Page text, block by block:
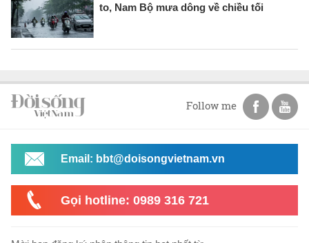
to, Nam Bộ mưa dông về chiều tối
Follow me
Email: bbt@doisongvietnam.vn
Gọi hotline: 0989 316 721